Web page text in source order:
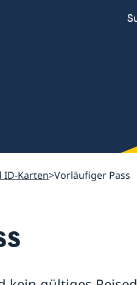
ID-Karten Vorläufiger Pass